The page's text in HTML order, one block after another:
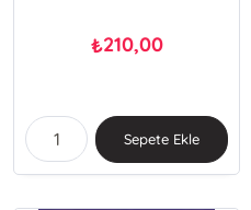
₺210,00
Sepete Ekle